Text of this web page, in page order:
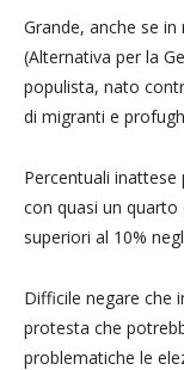
Grande, anche se in
(Alternativa per la
populista, nato
di migranti e
Percentuali inattese
con quasi un quarto
superiori al 10%
Difficile negare che
protesta che
problematiche le